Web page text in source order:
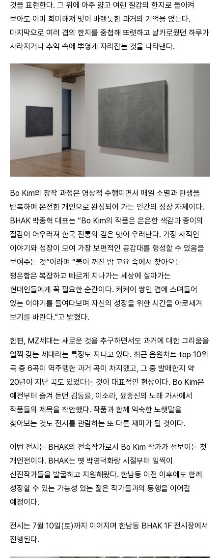
것을 표현한다. 그 위에 아주 얇고 여린 질감의 한지로 돌이켜
보아도 이미 희미해져 빛이 바랜듯한 과거의 기억을 얹는다.
마지막으로 여러 겹의 한지를 중첩해 또렷하고 날카로웠던 하루가
사라지거나 추억 속에 뿌옇게 자리잡는 것을 나타낸다.
Bo Kim의 창작 과정은 명상적 수행이면서 매일 소멸과 탄생을
반복하며 온전한 개인으로 완성되어 가는 인간의 성장 자체이다.
BHAK 박종혁 대표는 “Bo Kim의 작품은 은은한 색감과 종이의
질감이 어우러져 한국 전통의 깊은 맛이 우러난다. 가장 사적인
이야기와 성장이 모여 가장 보편적인 공감대를 형성할 수 있음을
보여주는 것”이라며 “불이 꺼진 밤 고요 속에서 찾아오는
평온함은 복잡하고 빠르게 지나가는 세상에 살아가는
현대인들에게 꼭 필요한 순간이다. 켜켜이 쌓인 겹에 스며들어
있는 이야기를 들여다보며 자신의 성장을 위한 시간을 아로새겨
보기를 바란다.”고 밝혔다.
한편, MZ세대는 새로운 것을 추구하면서도 과거에 대한 그리움을
일찍 갖는 세대라는 특징도 지니고 있다. 최근 음원차트 top 10위
곡 중 6곡이 역주행한 과거 곡이 차지했고, 그 중 발매한지 약
20년이 지난 곡도 있었다는 것이 대표적인 현상이다. Bo Kim은
예전부터 즐겨 듣던 김동률, 이소라, 윤종신의 노래 가사에서
작품들의 제목을 착안했다. 작품과 함께 익숙한 노랫말을
찾아보는 것도 전시를 관람하는 또 다른 재미가 될 것이다.
이번 전시는 BHAK의 전속작가로서 Bo Kim 작가가 선보이는 첫
개인전이다. BHAK는 옛 박영덕화랑 시절부터 일찍이
신진작가들을 발굴하고 지원해왔다. 한남동 이전 이후에도 함께
성장할 수 있는 가능성 있는 젊은 작가들과의 동행을 이어갈
예정이다.
전시는 7월 10일(토)까지 이어지며 한남동 BHAK 1F 전시장에서
진행된다.